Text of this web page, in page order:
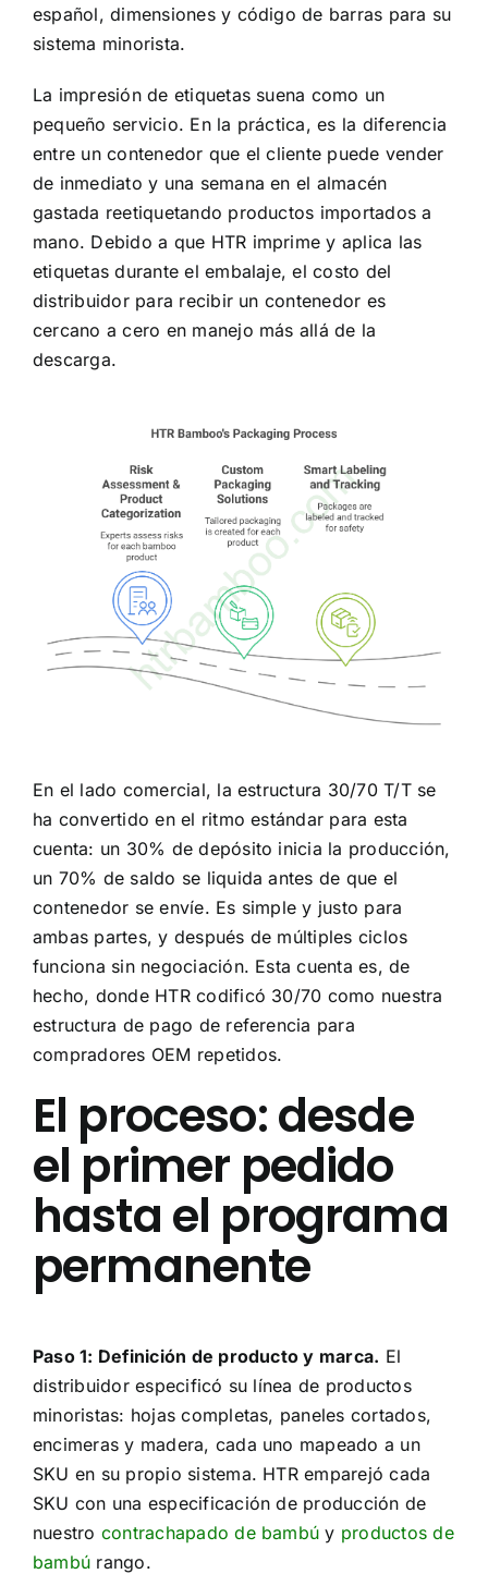
español, dimensiones y código de barras para su
sistema minorista.
La impresión de etiquetas suena como un
pequeño servicio. En la práctica, es la diferencia
entre un contenedor que el cliente puede vender
de inmediato y una semana en el almacén
gastada reetiquetando productos importados a
mano. Debido a que HTR imprime y aplica las
etiquetas durante el embalaje, el costo del
distribuidor para recibir un contenedor es
cercano a cero en manejo más allá de la
descarga.
En el lado comercial, la estructura 30/70 T/T se
ha convertido en el ritmo estándar para esta
cuenta: un 30% de depósito inicia la producción,
un 70% de saldo se liquida antes de que el
contenedor se envíe. Es simple y justo para
ambas partes, y después de múltiples ciclos
funciona sin negociación. Esta cuenta es, de
hecho, donde HTR codificó 30/70 como nuestra
estructura de pago de referencia para
compradores OEM repetidos.
El proceso: desde
el primer pedido
hasta el programa
permanente
Paso 1: Definición de producto y marca. El
distribuidor especificó su línea de productos
minoristas: hojas completas, paneles cortados,
encimeras y madera, cada uno mapeado a un
SKU en su propio sistema. HTR emparejó cada
SKU con una especificación de producción de
nuestro contrachapado de bambú y productos de
bambú rango.